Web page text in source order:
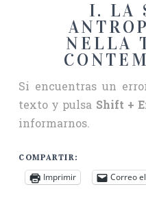
I. LA
NELLA
Si encuentras un
texto y pulsa Shift +
informarnos.
COMPARTIR:
Imprimir Correo